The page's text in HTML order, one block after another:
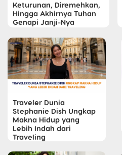
Keturunan, Diremehkan,
Hingga Akhirnya Tuhan
Genapi Janji-Nya
Traveler Dunia
Stephanie Dish Ungkap
Makna Hidup yang
Lebih Indah dari
Traveling